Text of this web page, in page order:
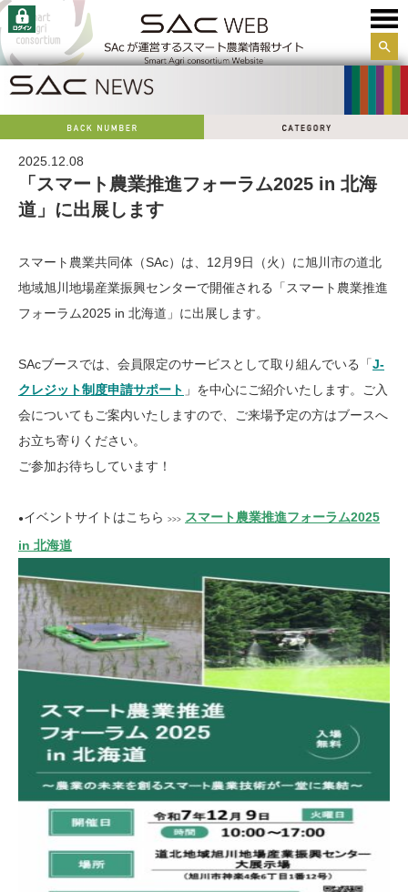
サイ
2025.12.08
「スマート農業推進フォーラム2025 in 北海
道」に出展します
スマート農業共同体（SAc）は、12月9日（火）に旭川市の道北
地域旭川地場産業振興センターで開催される「スマート農業推進
フォーラム2025 in 北海道」に出展します。
SAcブースでは、会員限定のサービスとして取り組んでいる「J-
クレジット制度申請サポート 」を中心にご紹介いたします。ご入
会についてもご案内いたしますので、ご来場予定の方はブースへ
お立ち寄りください。
ご参加お待ちしています！
●イベントサイトはこちら >>>
スマート農業推進フォーラム2025
in 北海道